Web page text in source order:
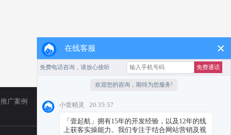
推广案例 TikTok
在线客服